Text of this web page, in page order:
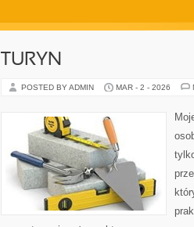
TURYN
POSTED BY ADMIN MAR - 2 - 2026